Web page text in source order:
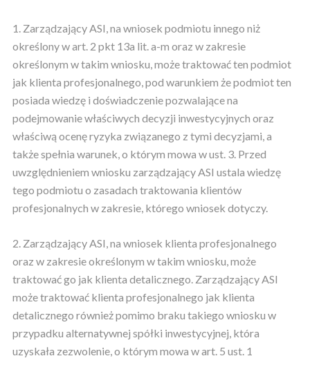
1. Zarządzający ASI, na wniosek podmiotu innego niż
określony w art. 2 pkt 13a lit. a-m oraz w zakresie
określonym w takim wniosku, może traktować ten podmiot
jak klienta profesjonalnego, pod warunkiem że podmiot ten
posiada wiedzę i doświadczenie pozwalające na
podejmowanie właściwych decyzji inwestycyjnych oraz
właściwą ocenę ryzyka związanego z tymi decyzjami, a
także spełnia warunek, o którym mowa w ust. 3. Przed
uwzględnieniem wniosku zarządzający ASI ustala wiedzę
tego podmiotu o zasadach traktowania klientów
profesjonalnych w zakresie, którego wniosek dotyczy.
2. Zarządzający ASI, na wniosek klienta profesjonalnego
oraz w zakresie określonym w takim wniosku, może
traktować go jak klienta detalicznego. Zarządzający ASI
może traktować klienta profesjonalnego jak klienta
detalicznego również pomimo braku takiego wniosku w
przypadku alternatywnej spółki inwestycyjnej, która
uzyskała zezwolenie, o którym mowa w art. 5 ust. 1